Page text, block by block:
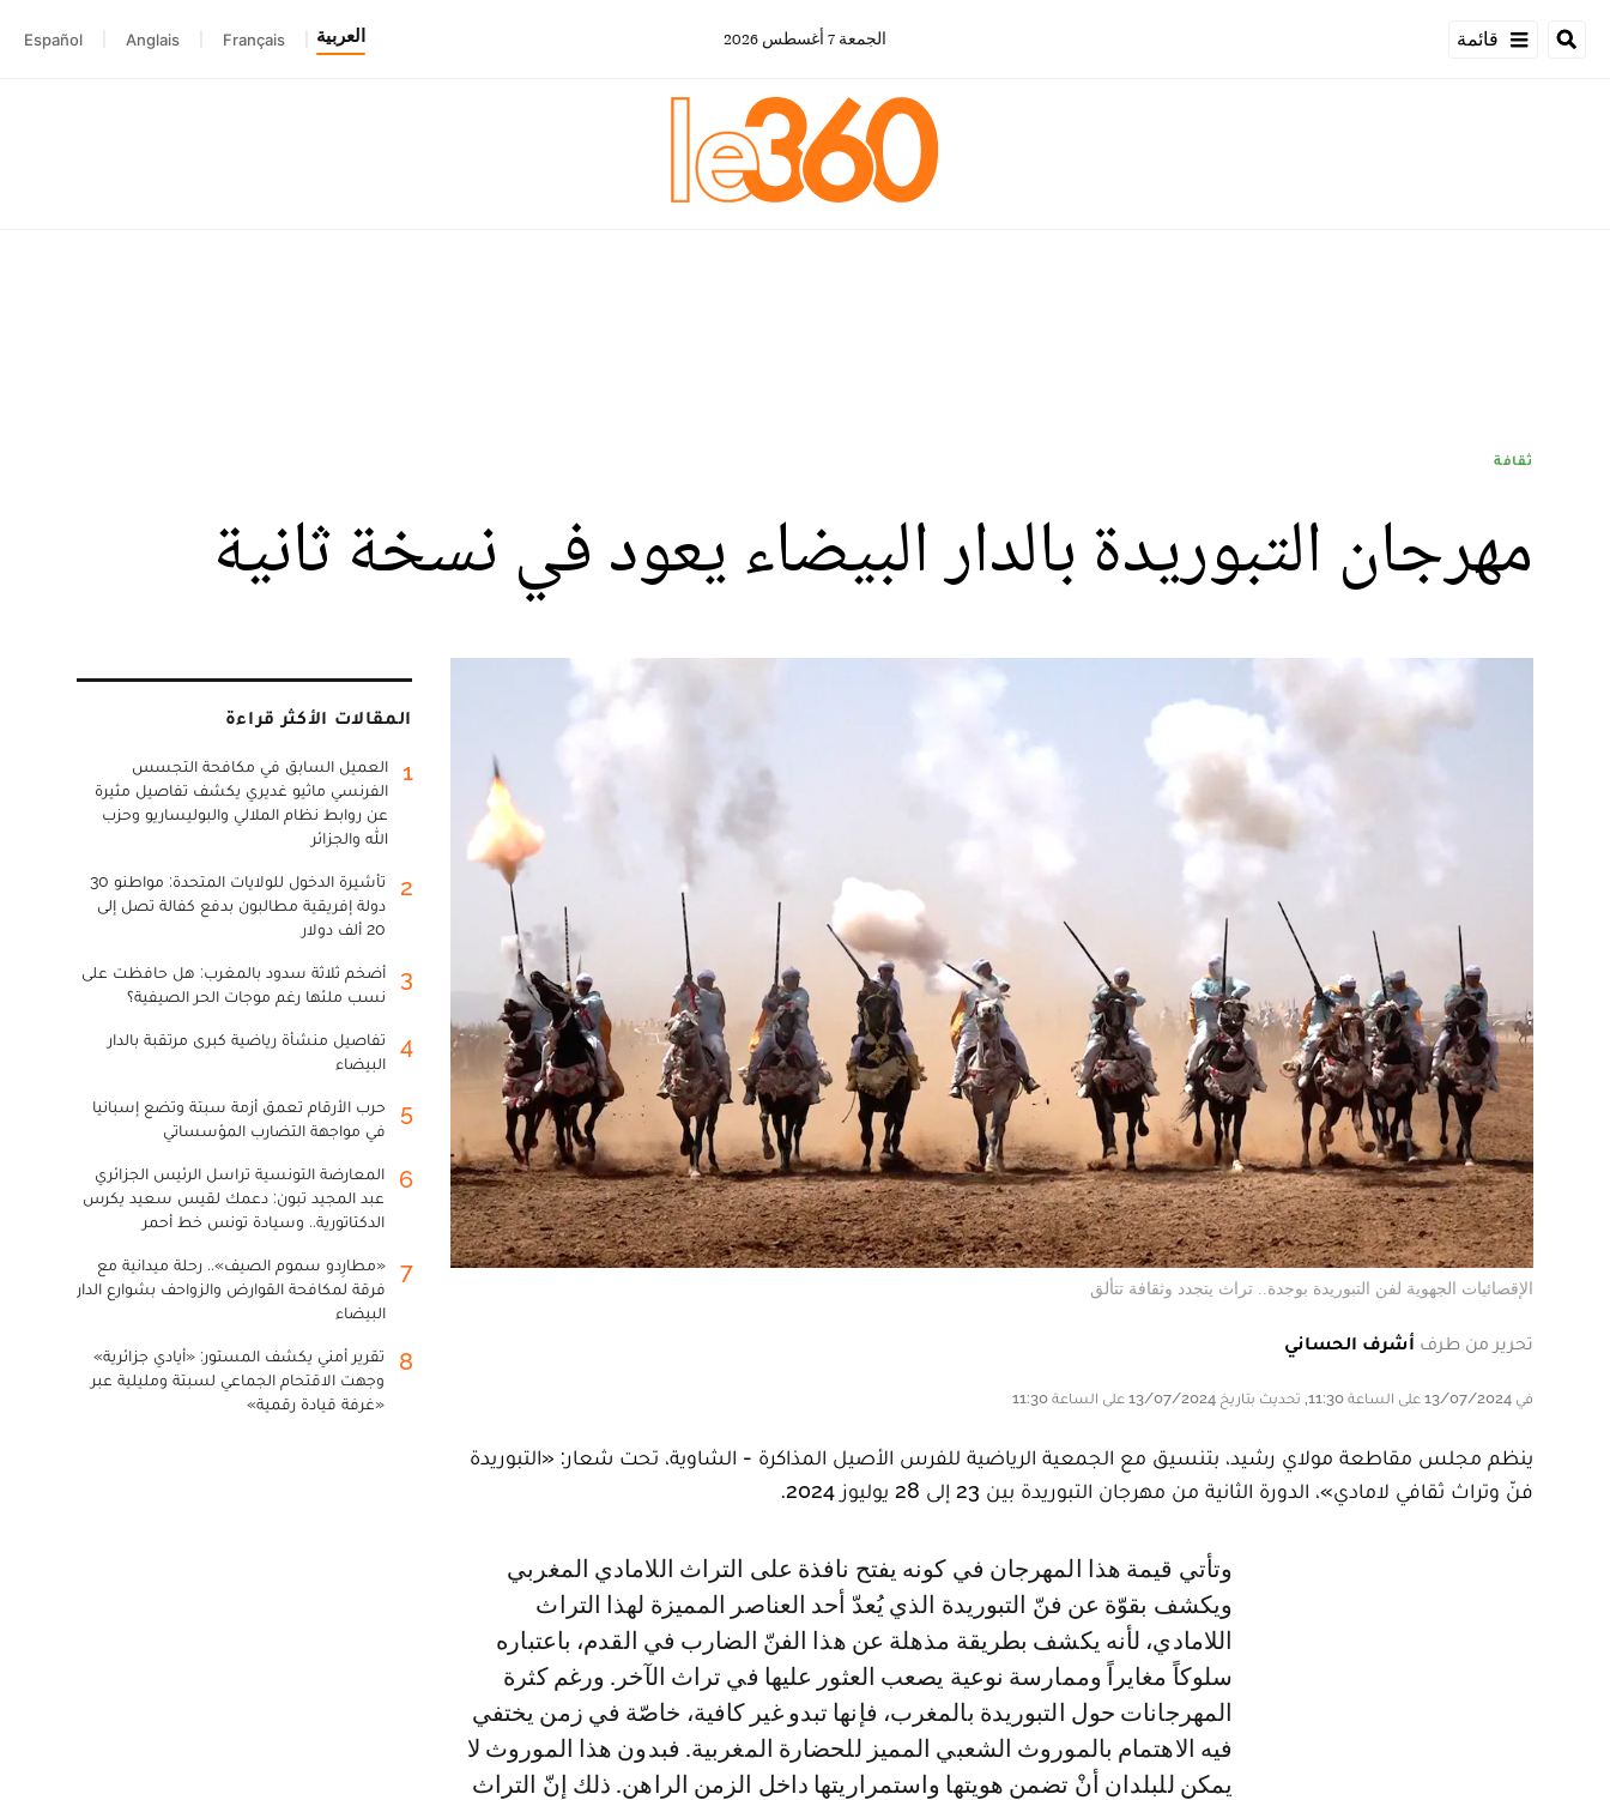
قائمة الجمعة 7 أغسطس 2026 العربية Français
Anglais
Español
ثقافة
مهرجان التبوريدة بالدار البيضاء يعود في نسخة ثانية
الإقصائيات الجهوية لفن التبوريدة بوجدة.. تراث يتجدد وثقافة تتألق
تحرير من طرف أشرف الحساني
في 13/07/2024 على الساعة 11:30, تحديث بتاريخ 13/07/2024 على الساعة 11:30
ينظم مجلس مقاطعة مولاي رشيد، بتنسيق مع الجمعية الرياضية للفرس الأصيل المذاكرة - الشاوية، تحت شعار: «التبوريدة
فنّ وتراث ثقافي لامادي»، الدورة الثانية من مهرجان التبوريدة بين 23 إلى 28 يوليوز 2024.
وتأتي قيمة هذا المهرجان في كونه يفتح نافذة على التراث اللامادي المغربي
ويكشف بقوّة عن فنّ التبوريدة الذي يُعدّ أحد العناصر المميزة لهذا التراث
اللامادي، لأنه يكشف بطريقة مذهلة عن هذا الفنّ الضارب في القدم، باعتباره
سلوكاً مغايراً وممارسة نوعية يصعب العثور عليها في تراث الآخر. ورغم كثرة
المهرجانات حول التبوريدة بالمغرب، فإنها تبدو غير كافية، خاصّة في زمن يختفي
فيه الاهتمام بالموروث الشعبي المميز للحضارة المغربية. فبدون هذا الموروث لا
يمكن للبلدان أنْ تضمن هويتها واستمراريتها داخل الزمن الراهن. ذلك إنّ التراث
المقالات الأكثر قراءة
1
العميل السابق في مكافحة التجسس
الفرنسي ماثيو غديري يكشف تفاصيل مثيرة
عن روابط نظام الملالي والبوليساريو وحزب
الله والجزائر
2
تأشيرة الدخول للولايات المتحدة: مواطنو 30
دولة إفريقية مطالبون بدفع كفالة تصل إلى
20 ألف دولار
3
أضخم ثلاثة سدود بالمغرب: هل حافظت على
نسب ملئها رغم موجات الحر الصيفية؟
4
تفاصيل منشأة رياضية كبرى مرتقبة بالدار
البيضاء
5
حرب الأرقام تعمق أزمة سبتة وتضع إسبانيا
في مواجهة التضارب المؤسساتي
6
المعارضة التونسية تراسل الرئيس الجزائري
عبد المجيد تبون: دعمك لقيس سعيد يكرس
الدكتاتورية.. وسيادة تونس خط أحمر
7
«مطارِدو سموم الصيف».. رحلة ميدانية مع
فرقة لمكافحة القوارض والزواحف بشوارع الدار
البيضاء
8
تقرير أمني يكشف المستور: «أيادي جزائرية»
وجهت الاقتحام الجماعي لسبتة ومليلية عبر
«غرفة قيادة رقمية»